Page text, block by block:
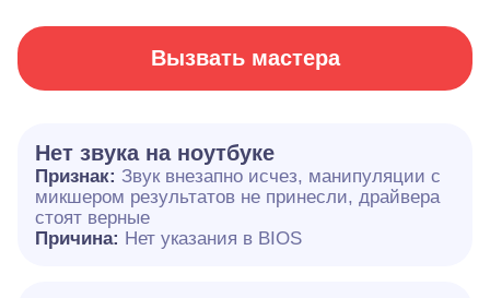
Вызвать мастера
Нет звука на ноутбуке
Признак: Звук внезапно исчез, манипуляции с
микшером результатов не принесли, драйвера
стоят верные
Причина: Нет указания в BIOS